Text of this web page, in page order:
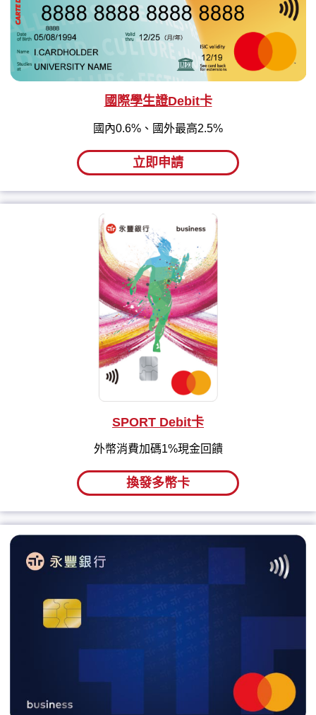
國際學生證Debit卡
國內0.6%、國外最高2.5%
立即申請
SPORT Debit卡
外幣消費加碼1%現金回饋
換發多幣卡